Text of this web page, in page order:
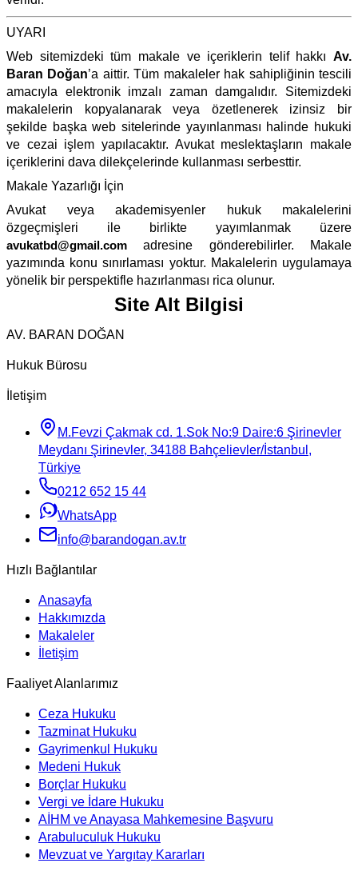
UYARI
Web sitemizdeki tüm makale ve içeriklerin telif hakkı Av.
Baran Doğan’a aittir. Tüm makaleler hak sahipliğinin tescili
amacıyla elektronik imzalı zaman damgalıdır. Sitemizdeki
makalelerin kopyalanarak veya özetlenerek izinsiz bir
şekilde başka web sitelerinde yayınlanması halinde hukuki
ve cezai işlem yapılacaktır. Avukat meslektaşların makale
içeriklerini dava dilekçelerinde kullanması serbesttir.
Makale Yazarlığı İçin
Avukat veya akademisyenler hukuk makalelerini
özgeçmişleri ile birlikte yayımlanmak üzere
avukatbd@gmail.com adresine gönderebilirler. Makale
yazımında konu sınırlaması yoktur. Makalelerin uygulamaya
yönelik bir perspektifle hazırlanması rica olunur.
Site Alt Bilgisi
AV. BARAN DOĞAN
Hukuk Bürosu
İletişim
M.Fevzi Çakmak cd. 1.Sok No:9 Daire:6 Şirinevler
Meydanı Şirinevler, 34188 Bahçelievler/İstanbul,
Türkiye
0212 652 15 44
WhatsApp
info@barandogan.av.tr
Hızlı Bağlantılar
Anasayfa
Hakkımızda
Makaleler
İletişim
Faaliyet Alanlarımız
Ceza Hukuku
Tazminat Hukuku
Gayrimenkul Hukuku
Medeni Hukuk
Borçlar Hukuku
Vergi ve İdare Hukuku
AİHM ve Anayasa Mahkemesine Başvuru
Arabuluculuk Hukuku
Mevzuat ve Yargıtay Kararları